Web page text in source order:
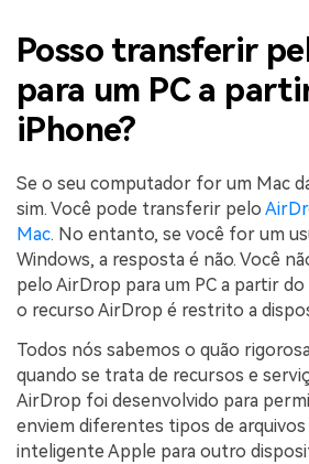
Posso transferir
para um PC a
iPhone?
Se o seu computador for um Mac
sim. Você pode transferir pelo
Mac. No entanto, se você for um
Windows, a resposta é não. Você
pelo AirDrop para um PC a partir
o recurso AirDrop é restrito a
Todos nós sabemos o quão
quando se trata de recursos e
AirDrop foi desenvolvido para
enviem diferentes tipos de
inteligente Apple para outro